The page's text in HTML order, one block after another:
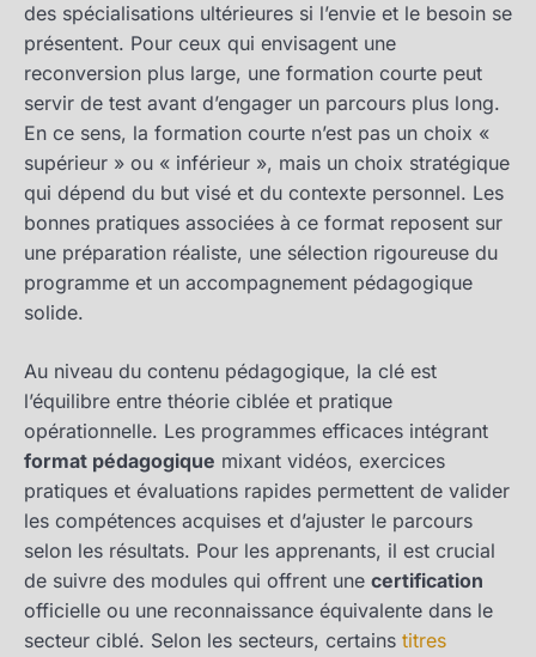
des spécialisations ultérieures si l’envie et le besoin se
présentent. Pour ceux qui envisagent une
reconversion plus large, une formation courte peut
servir de test avant d’engager un parcours plus long.
En ce sens, la formation courte n’est pas un choix «
supérieur » ou « inférieur », mais un choix stratégique
qui dépend du but visé et du contexte personnel. Les
bonnes pratiques associées à ce format reposent sur
une préparation réaliste, une sélection rigoureuse du
programme et un accompagnement pédagogique
solide.
Au niveau du contenu pédagogique, la clé est
l’équilibre entre théorie ciblée et pratique
opérationnelle. Les programmes efficaces intégrant
format pédagogique mixant vidéos, exercices
pratiques et évaluations rapides permettent de valider
les compétences acquises et d’ajuster le parcours
selon les résultats. Pour les apprenants, il est crucial
de suivre des modules qui offrent une certification
officielle ou une reconnaissance équivalente dans le
secteur ciblé. Selon les secteurs, certains titres